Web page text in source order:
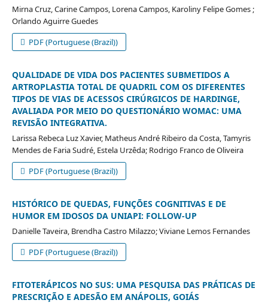
Mirna Cruz, Carine Campos, Lorena Campos, Karoliny Felipe Gomes ;
Orlando Aguirre Guedes
PDF (Portuguese (Brazil))
QUALIDADE DE VIDA DOS PACIENTES SUBMETIDOS A
ARTROPLASTIA TOTAL DE QUADRIL COM OS DIFERENTES
TIPOS DE VIAS DE ACESSOS CIRÚRGICOS DE HARDINGE,
AVALIADA POR MEIO DO QUESTIONÁRIO WOMAC: UMA
REVISÃO INTEGRATIVA.
Larissa Rebeca Luz Xavier, Matheus André Ribeiro da Costa, Tamyris
Mendes de Faria Sudré, Estela Urzêda; Rodrigo Franco de Oliveira
PDF (Portuguese (Brazil))
HISTÓRICO DE QUEDAS, FUNÇÕES COGNITIVAS E DE
HUMOR EM IDOSOS DA UNIAPI: FOLLOW-UP
Danielle Taveira, Brendha Castro Milazzo; Viviane Lemos Fernandes
PDF (Portuguese (Brazil))
FITOTERÁPICOS NO SUS: UMA PESQUISA DAS PRÁTICAS DE
PRESCRIÇÃO E ADESÃO EM ANÁPOLIS, GOIÁS